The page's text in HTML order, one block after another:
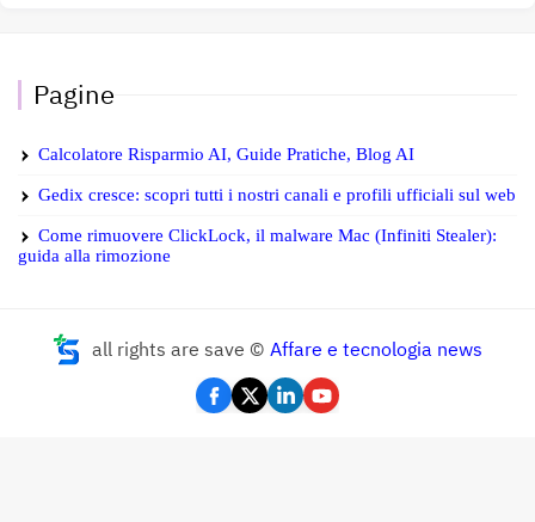
Pagine
Calcolatore Risparmio AI, Guide Pratiche, Blog AI
Gedix cresce: scopri tutti i nostri canali e profili ufficiali sul web
Come rimuovere ClickLock, il malware Mac (Infiniti Stealer):
guida alla rimozione
all rights are save © Affare e tecnologia news